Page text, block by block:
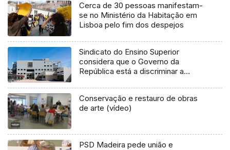
Cerca de 30 pessoas manifestam-
se no Ministério da Habitação em
Lisboa pelo fim dos despejos
Sindicato do Ensino Superior
considera que o Governo da
República está a discriminar a
motivos políticos (Vídeo)
Conservação e restauro de obras
de arte (vídeo)
PSD Madeira pede união e